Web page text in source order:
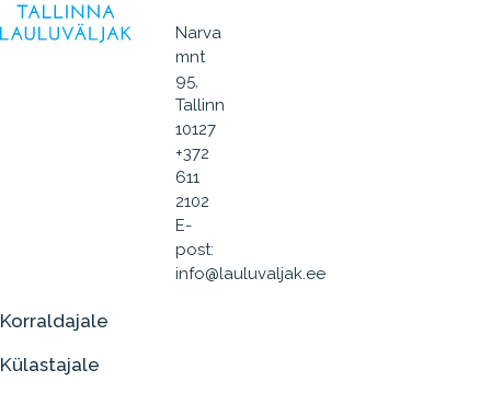
Narva
mnt
95,
Tallinn
10127
+372
611
2102
E-
post:
info@lauluvaljak.ee
Korraldajale
Külastajale